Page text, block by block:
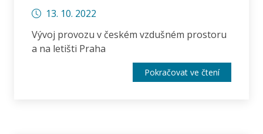
13. 10. 2022
Vývoj provozu v českém vzdušném prostoru
a na letišti Praha
Pokračovat ve čtení